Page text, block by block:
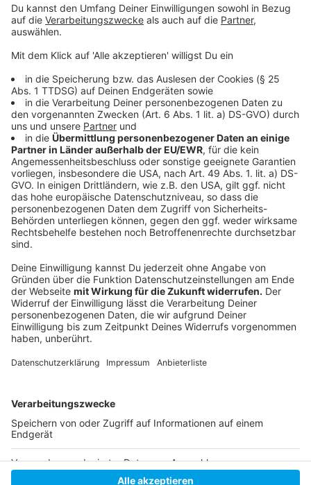
2026 soll das Wachstum stärker ausfallen. Das RWI
rechnet für Nordrhein-Westfalen wie für ganz
Deutschland mit einem Plus von insgesamt 1,5
Prozent. "Dabei dürfte auch das Sondervermögen der
Bundesregierung spürbare Impulse setzen, die dazu
beitragen, die Wirtschaftsleistung auszuweiten", so die
Forscher.NRW-Wirtschaftsministerin Mona Neubaur
(Grüne)unterstrich ihre Forderung an die
Bundesregierung, für wettbewerbsfähige
Energiepreise zu sorgen. "Der Ausbau der Erneuerbaren
bringt uns voran, aber ohne einen befristeten
Brückenstrompreis und eine verlässliche
Kraftwerksstrategie riskieren wir, den Aufschwung
auszubremsen", erklärte die Ministerin.
Das RWI erstellt im Auftrag des NRW-
Wirtschaftsministeriums jährlich drei
Konjunkturberichte. (dpa)
Anzeige
Anzeige